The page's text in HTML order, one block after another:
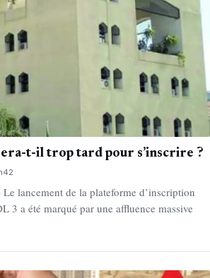
t-il trop tard pour s’inscrire ?
lancement de la plateforme d’inscription
3 a été marqué par une affluence massive